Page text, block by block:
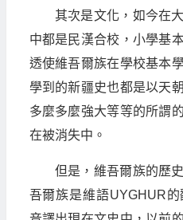
其次是文化，如今在
中都是民漢合校，小學基
透使維吾爾族在學校基本
學到的新疆史也都是以天
多麼多麼強大等等的所謂
在被消失中。
但是，維吾爾族的歷
吾爾族是維語UYGHUR